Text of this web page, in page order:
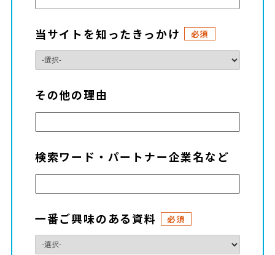
当サイトを知ったきっかけ 必須
その他の理由
検索ワード・パートナー企業名など
一番ご興味のある資料 必須